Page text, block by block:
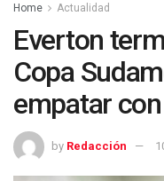
Home Actualidad
Everton
Copa
empatar
by Redacción